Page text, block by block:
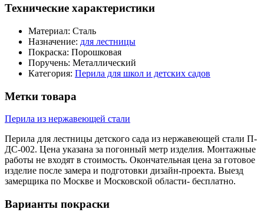
Технические характеристики
Материал: Сталь
Назначение: для лестницы
Покраска: Порошковая
Поручень: Металлический
Категория: Перила для школ и детских садов
Метки товара
Перила из нержавеющей стали
Перила для лестницы детского сада из нержавеющей стали П-
ДС-002. Цена указана за погонный метр изделия. Монтажные
работы не входят в стоимость. Окончательная цена за готовое
изделие после замера и подготовки дизайн-проекта. Выезд
замерщика по Москве и Московской области- бесплатно.
Варианты покраски